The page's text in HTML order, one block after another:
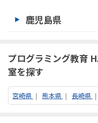
鹿児島県
プログラミング教育
室を探す
宮崎県 熊本県 長崎県